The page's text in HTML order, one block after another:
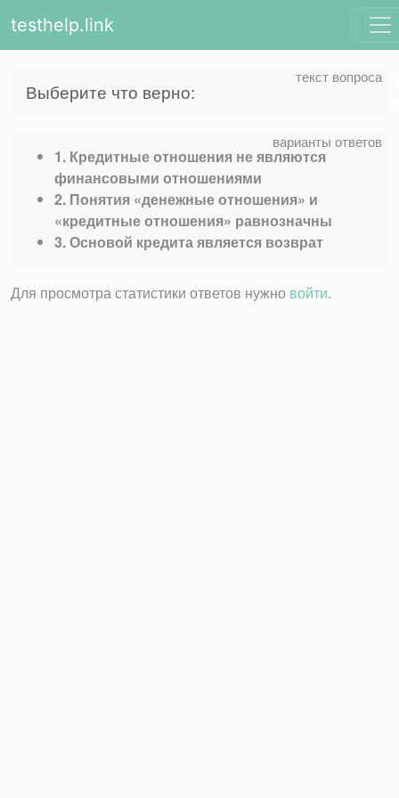
testhelp.link
Выберите что верно:
1. Кредитные отношения не являются
финансовыми отношениями
2. Понятия «денежные отношения» и
«кредитные отношения» равнозначны
3. Основой кредита является возврат
Для просмотра статистики ответов нужно войти.